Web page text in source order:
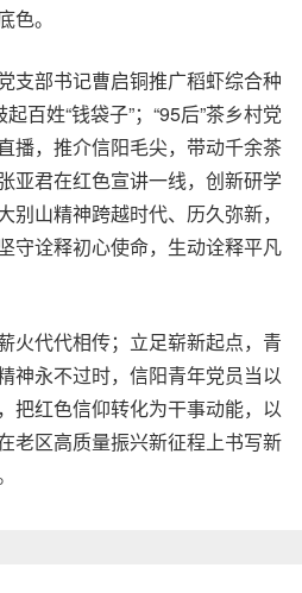
色。
支部书记曹启铜推广稻虾综合种
百姓“钱袋子”；“95后”茶乡村党
播，推介信阳毛尖，带动千余茶
亚君在红色宣讲一线，创新研学
山精神跨越时代、历久弥新，
守诠释初心使命，生动诠释平凡
火代代相传；立足崭新起点，青
神永不过时，信阳青年党员当以
把红色信仰转化为干事动能，以
老区高质量振兴新征程上书写新